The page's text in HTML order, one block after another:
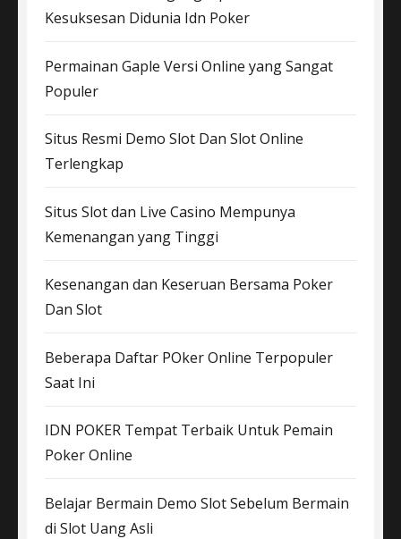
Kesuksesan Didunia Idn Poker
Permainan Gaple Versi Online yang Sangat
Populer
Situs Resmi Demo Slot Dan Slot Online
Terlengkap
Situs Slot dan Live Casino Mempunya
Kemenangan yang Tinggi
Kesenangan dan Keseruan Bersama Poker
Dan Slot
Beberapa Daftar POker Online Terpopuler
Saat Ini
IDN POKER Tempat Terbaik Untuk Pemain
Poker Online
Belajar Bermain Demo Slot Sebelum Bermain
di Slot Uang Asli